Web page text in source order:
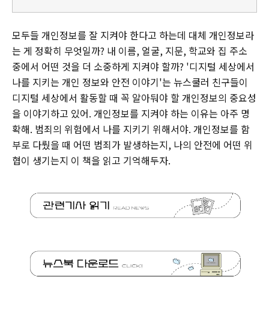
모두들 개인정보를 잘 지켜야 한다고 하는데 대체 개인정보라
는 게 정확히 무엇일까? 내 이름, 얼굴, 지문, 학교와 집 주소
중에서 어떤 것을 더 소중하게 지켜야 할까? '디지털 세상에서
나를 지키는 개인 정보와 안전 이야기'는 뉴스쿨러 친구들이
디지털 세상에서 활동할 때 꼭 알아둬야 할 개인정보의 중요성
을 이야기하고 있어. 개인정보를 지켜야 하는 이유는 아주 명
확해. 범죄의 위험에서 나를 지키기 위해서야. 개인정보를 함
부로 다뤘을 때 어떤 범죄가 발생하는지, 나의 안전에 어떤 위
협이 생기는지 이 책을 읽고 기억해두자.